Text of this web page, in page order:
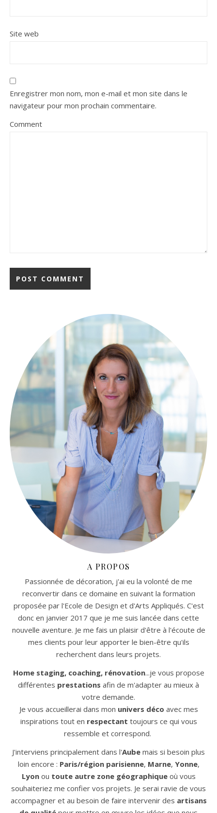
Site web
Enregistrer mon nom, mon e-mail et mon site dans le
navigateur pour mon prochain commentaire.
Comment
A PROPOS
Passionnée de décoration, j'ai eu la volonté de me
reconvertir dans ce domaine en suivant la formation
proposée par l'Ecole de Design et d'Arts Appliqués. C'est
donc en janvier 2017 que je me suis lancée dans cette
nouvelle aventure. Je me fais un plaisir d'être à l'écoute de
mes clients pour leur apporter le bien-être qu'ils
recherchent dans leurs projets.
Home staging, coaching, rénovation...je vous propose
différentes prestations afin de m'adapter au mieux à
votre demande.
Je vous accueillerai dans mon univers déco avec mes
inspirations tout en respectant toujours ce qui vous
ressemble et correspond.
J'interviens principalement dans l'Aube mais si besoin plus
loin encore : Paris/région parisienne, Marne, Yonne,
Lyonou toute autre zone géographiqueoù vous
souhaiteriez me confier vos projets. Je serai ravie de vous
accompagner et au besoin de faire intervenir des artisans